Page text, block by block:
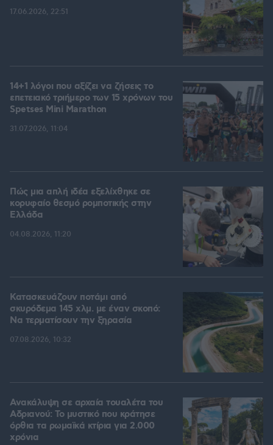
17.06.2026, 22:51
14+1 λόγοι που αξίζει να ζήσεις το
επετειακό τριήμερο των 15 χρόνων του
Spetses Mini Marathon
31.07.2026, 11:04
Πώς μια απλή ιδέα εξελίχθηκε σε
κορυφαίο θεσμό ρομποτικής στην
Ελλάδα
04.08.2026, 11:20
Κατασκευάζουν ποτάμι από
σκυρόδεμα 145 χλμ. με έναν σκοπό:
Να τερματίσουν την ξηρασία
07.08.2026, 10:32
Ανακάλυψη σε αρχαία τουαλέτα του
Αδριανού: Το μυστικό που κράτησε
όρθια τα ρωμαϊκά κτίρια για 2.000
χρόνια